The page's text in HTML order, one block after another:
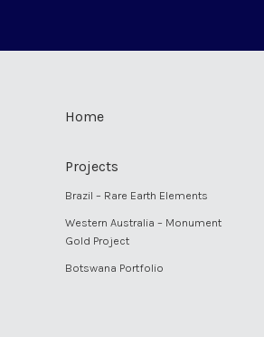
Home
Projects
Brazil – Rare Earth Elements
Western Australia – Monument
Gold Project
Botswana Portfolio